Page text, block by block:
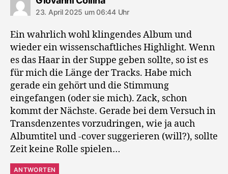
23. April 2025 um 06:44 Uhr
Ein wahrlich wohl klingendes Album und
wieder ein wissenschaftliches Highlight. Wenn
es das Haar in der Suppe geben sollte, so ist es
für mich die Länge der Tracks. Habe mich
gerade ein gehört und die Stimmung
eingefangen (oder sie mich). Zack, schon
kommt der Nächste. Gerade bei dem Versuch in
Transdenzentes vorzudringen, wie ja auch
Albumtitel und -cover suggerieren (will?), sollte
Zeit keine Rolle spielen…
ANTWORTEN